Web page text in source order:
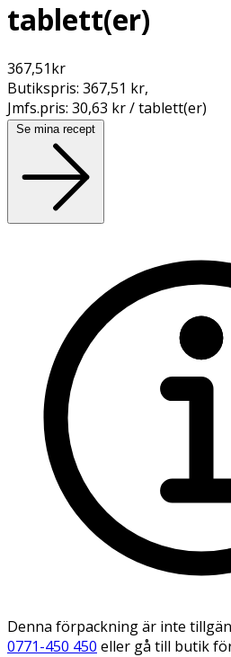
tablett(er)
367,51kr
Butikspris: 367,51 kr,
Jmfs.pris: 30,63 kr / tablett(er)
Se mina recept
Denna förpackning är inte
0771-450 450 eller gå till butik